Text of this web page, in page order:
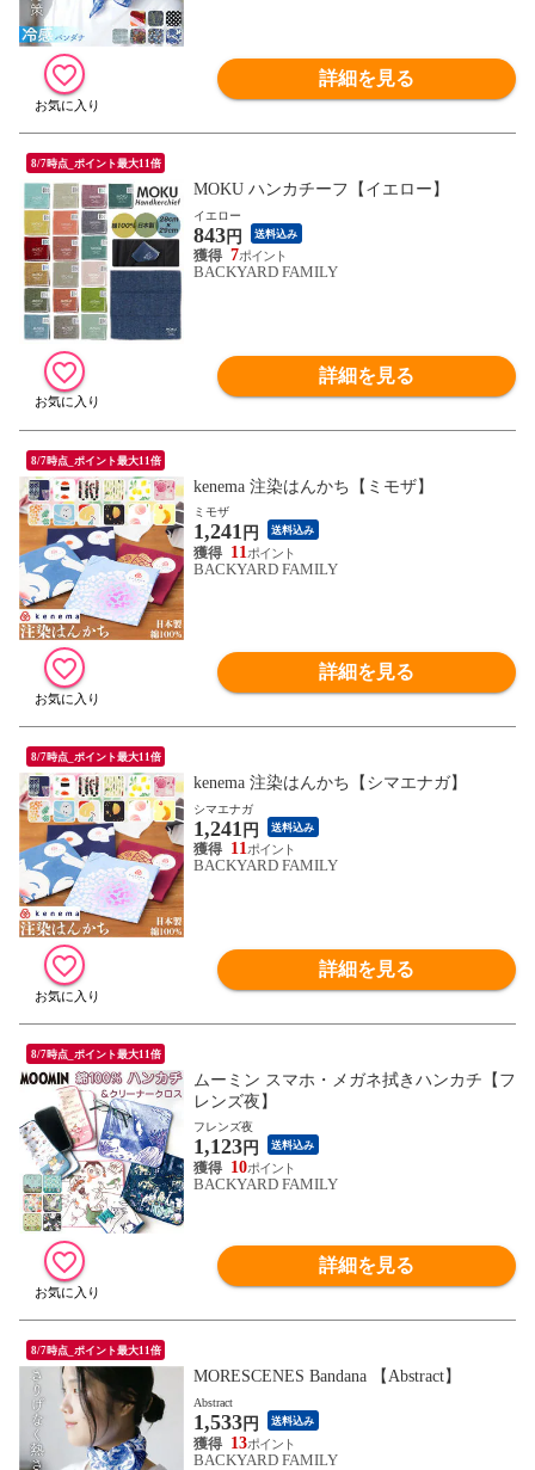
詳細を見る
8/7時点_ポイント最大11倍
MOKU ハンカチーフ【イエロー】
イエロー
843円 送料込み
7
BACKYARD FAMILY
詳細を見る
8/7時点_ポイント最大11倍
kenema 注染はんかち【ミモザ】
ミモザ
1,241 円 送料込み
11
BACKYARD FAMILY
詳細を見る
8/7時点_ポイント最大11倍
kenema 注染はんかち【シマエナガ】
シマエナガ
1,241 円 送料込み
11
BACKYARD FAMILY
詳細を見る
8/7時点_ポイント最大11倍
ムーミン スマホ・メガネ拭きハンカチ【フ
レンズ夜】
フレンズ夜
1,123円 送料込み
10
BACKYARD FAMILY
詳細を見る
8/7時点_ポイント最大11倍
MORESCENES Bandana 【Abstract】
Abstract
1,533円 送料込み
13
BACKYARD FAMILY